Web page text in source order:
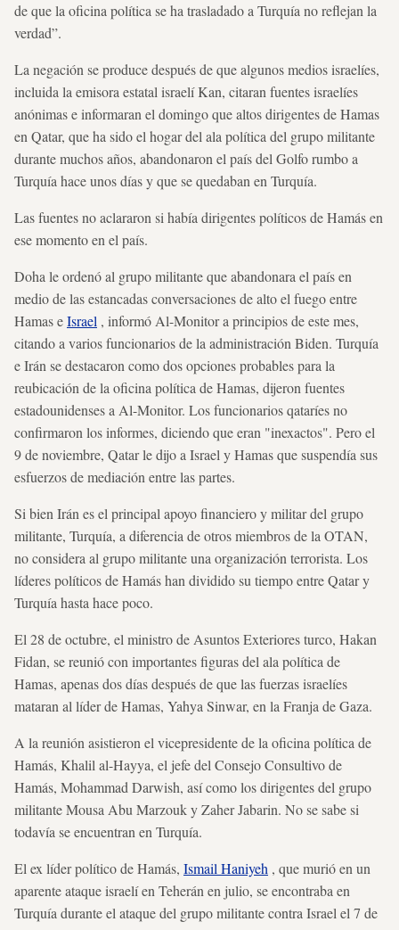
de que la oficina política se ha trasladado a Turquía no reflejan la
verdad”.
La negación se produce después de que algunos medios israelíes,
incluida la emisora estatal israelí Kan, citaran fuentes israelíes
anónimas e informaran el domingo que altos dirigentes de Hamas
en Qatar, que ha sido el hogar del ala política del grupo militante
durante muchos años, abandonaron el país del Golfo rumbo a
Turquía hace unos días y que se quedaban en Turquía.
Las fuentes no aclararon si había dirigentes políticos de Hamás en
ese momento en el país.
Doha le ordenó al grupo militante que abandonara el país en
medio de las estancadas conversaciones de alto el fuego entre
Hamas eIsrael , informó Al-Monitor a principios de este mes,
citando a varios funcionarios de la administración Biden. Turquía
e Irán se destacaron como dos opciones probables para la
reubicación de la oficina política de Hamas, dijeron fuentes
estadounidenses a Al-Monitor. Los funcionarios qataríes no
confirmaron los informes, diciendo que eran "inexactos". Pero el
9 de noviembre, Qatar le dijo a Israel y Hamas que suspendía sus
esfuerzos de mediación entre las partes.
Si bien Irán es el principal apoyo financiero y militar del grupo
militante, Turquía, a diferencia de otros miembros de la OTAN,
no considera al grupo militante una organización terrorista. Los
líderes políticos de Hamás han dividido su tiempo entre Qatar y
Turquía hasta hace poco.
El 28 de octubre, el ministro de Asuntos Exteriores turco, Hakan
Fidan, se reunió con importantes figuras del ala política de
Hamas, apenas dos días después de que las fuerzas israelíes
mataran al líder de Hamas, Yahya Sinwar, en la Franja de Gaza.
A la reunión asistieron el vicepresidente de la oficina política de
Hamás, Khalil al-Hayya, el jefe del Consejo Consultivo de
Hamás, Mohammad Darwish, así como los dirigentes del grupo
militante Mousa Abu Marzouk y Zaher Jabarin. No se sabe si
todavía se encuentran en Turquía.
El ex líder político de Hamás, Ismail Haniyeh , que murió en un
aparente ataque israelí en Teherán en julio, se encontraba en
Turquía durante el ataque del grupo militante contra Israel el 7 de